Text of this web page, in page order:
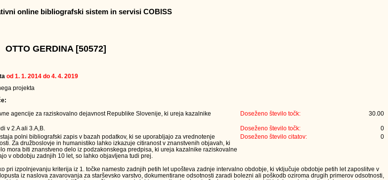
online bibliografski sistem in servisi COBISS
OTTO GERDINA [50572]
od 1. 1. 2014 do 4. 4. 2019
projekta
agencije za raziskovalno dejavnost Republike Slovenije, ki ureja kazalnike
Doseženo število točk: 30.00
v 2.A ali 3.A,B. Doseženo število točk:
0
polni bibliografski zapis v bazah podatkov, ki se uporabljajo za vrednotenje
Za družboslovje in humanistiko lahko izkazuje citiranost v znanstvenih objavah, ki
mora biti znanstveno delo iz podzakonskega predpisa, ki ureja kazalnike raziskovalne
v obdobju zadnjih 10 let, so lahko objavljena tudi prej.
Doseženo število citatov: 0
izpolnjevanju kriterija iz 1. točke namesto zadnjih petih let upošteva zadnje intervalno obdobje, ki vključuje obdobje petih let zaposlitve v
iz naslova zavarovanja za starševsko varstvo, dokumentirane odsotnosti zaradi bolezni ali poškodb oziroma drugih primerov odsotnosti,